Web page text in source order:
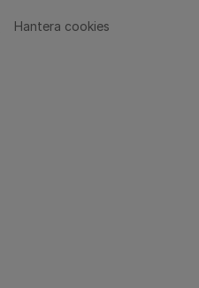
Hantera cookies